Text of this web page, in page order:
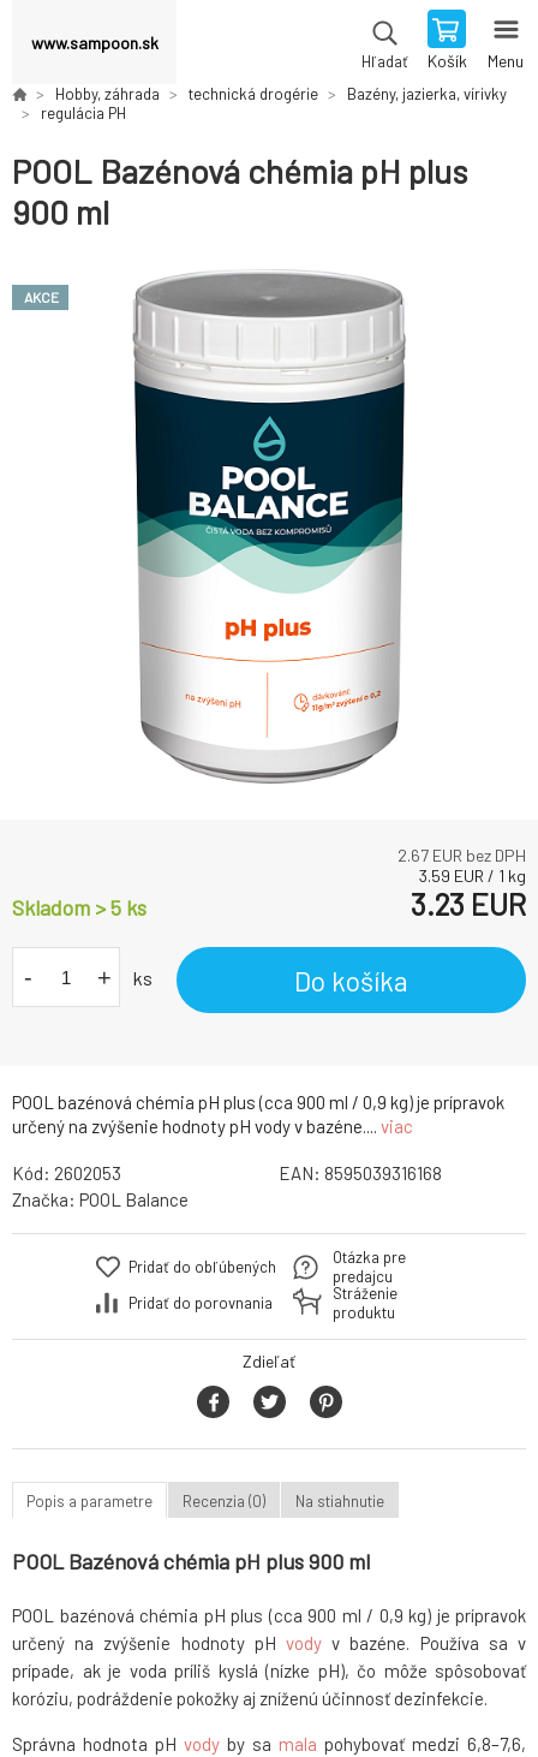
www.sampoon.sk
Hľadať Košík Menu
Hobby, záhrada technická drogérie
Bazény, jazierka, vírivky
regulácia PH
POOL Bazénová chémia pH plus
900 ml
AKCE
POOL bazénová chémia pH plus (cca 900 ml / 0,9 kg) je prípravok
určený na zvýšenie hodnoty pH vody v bazéne.... viac
2.67 EUR bez DPH
3.59 EUR / 1 kg
Skladom > 5 ks 3.23 EUR
- + ks Do košíka
Kód: 2602053 EAN: 8595039316168
Značka: POOL Balance
Pridať do obľúbených
Pridať do porovnania
Otázka pre
predajcu
Stráženie
produktu
Zdieľať
Popis a parametre Recenzia (0) Na stiahnutie
POOL Bazénová chémia pH plus 900 ml
POOL bazénová chémia pH plus (cca 900 ml / 0,9 kg) je prípravok
určený na zvýšenie hodnoty pH vody v bazéne. Používa sa v
prípade, ak je voda príliš kyslá (nízke pH), čo môže spôsobovať
koróziu, podráždenie pokožky aj zníženú účinnosť dezinfekcie.
Správna hodnota pH vody by sa mala pohybovať medzi 6,8–7,6,